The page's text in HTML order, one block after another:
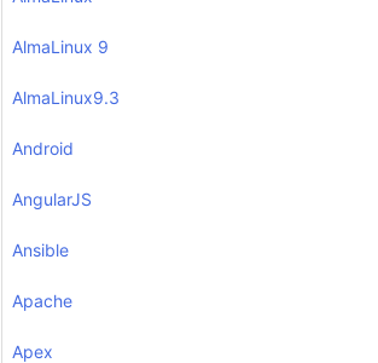
AlmaLinux 9
AlmaLinux9.3
Android
AngularJS
Ansible
Apache
Apex